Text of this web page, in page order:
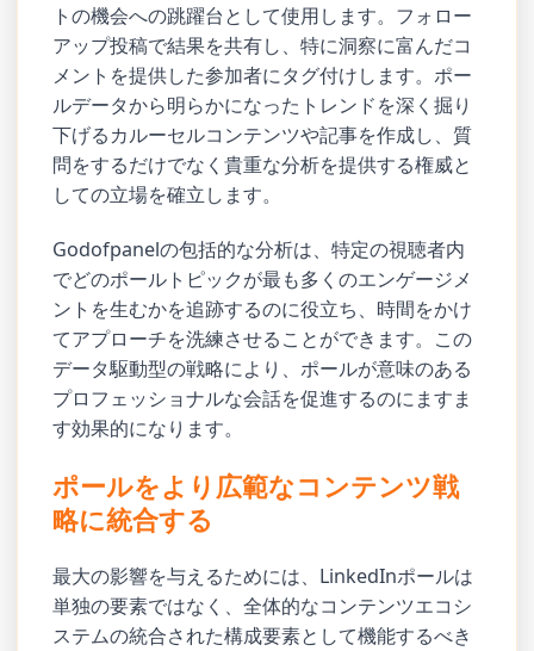
トの機会への跳躍台として使用します。フォロー
アップ投稿で結果を共有し、特に洞察に富んだコ
メントを提供した参加者にタグ付けします。ポー
ルデータから明らかになったトレンドを深く掘り
下げるカルーセルコンテンツや記事を作成し、質
問をするだけでなく貴重な分析を提供する権威と
しての立場を確立します。
Godofpanelの包括的な分析は、特定の視聴者内
でどのポールトピックが最も多くのエンゲージメ
ントを生むかを追跡するのに役立ち、時間をかけ
てアプローチを洗練させることができます。この
データ駆動型の戦略により、ポールが意味のある
プロフェッショナルな会話を促進するのにますま
す効果的になります。
ポールをより広範なコンテンツ戦
略に統合する
最大の影響を与えるためには、LinkedInポールは
単独の要素ではなく、全体的なコンテンツエコシ
ステムの統合された構成要素として機能するべき